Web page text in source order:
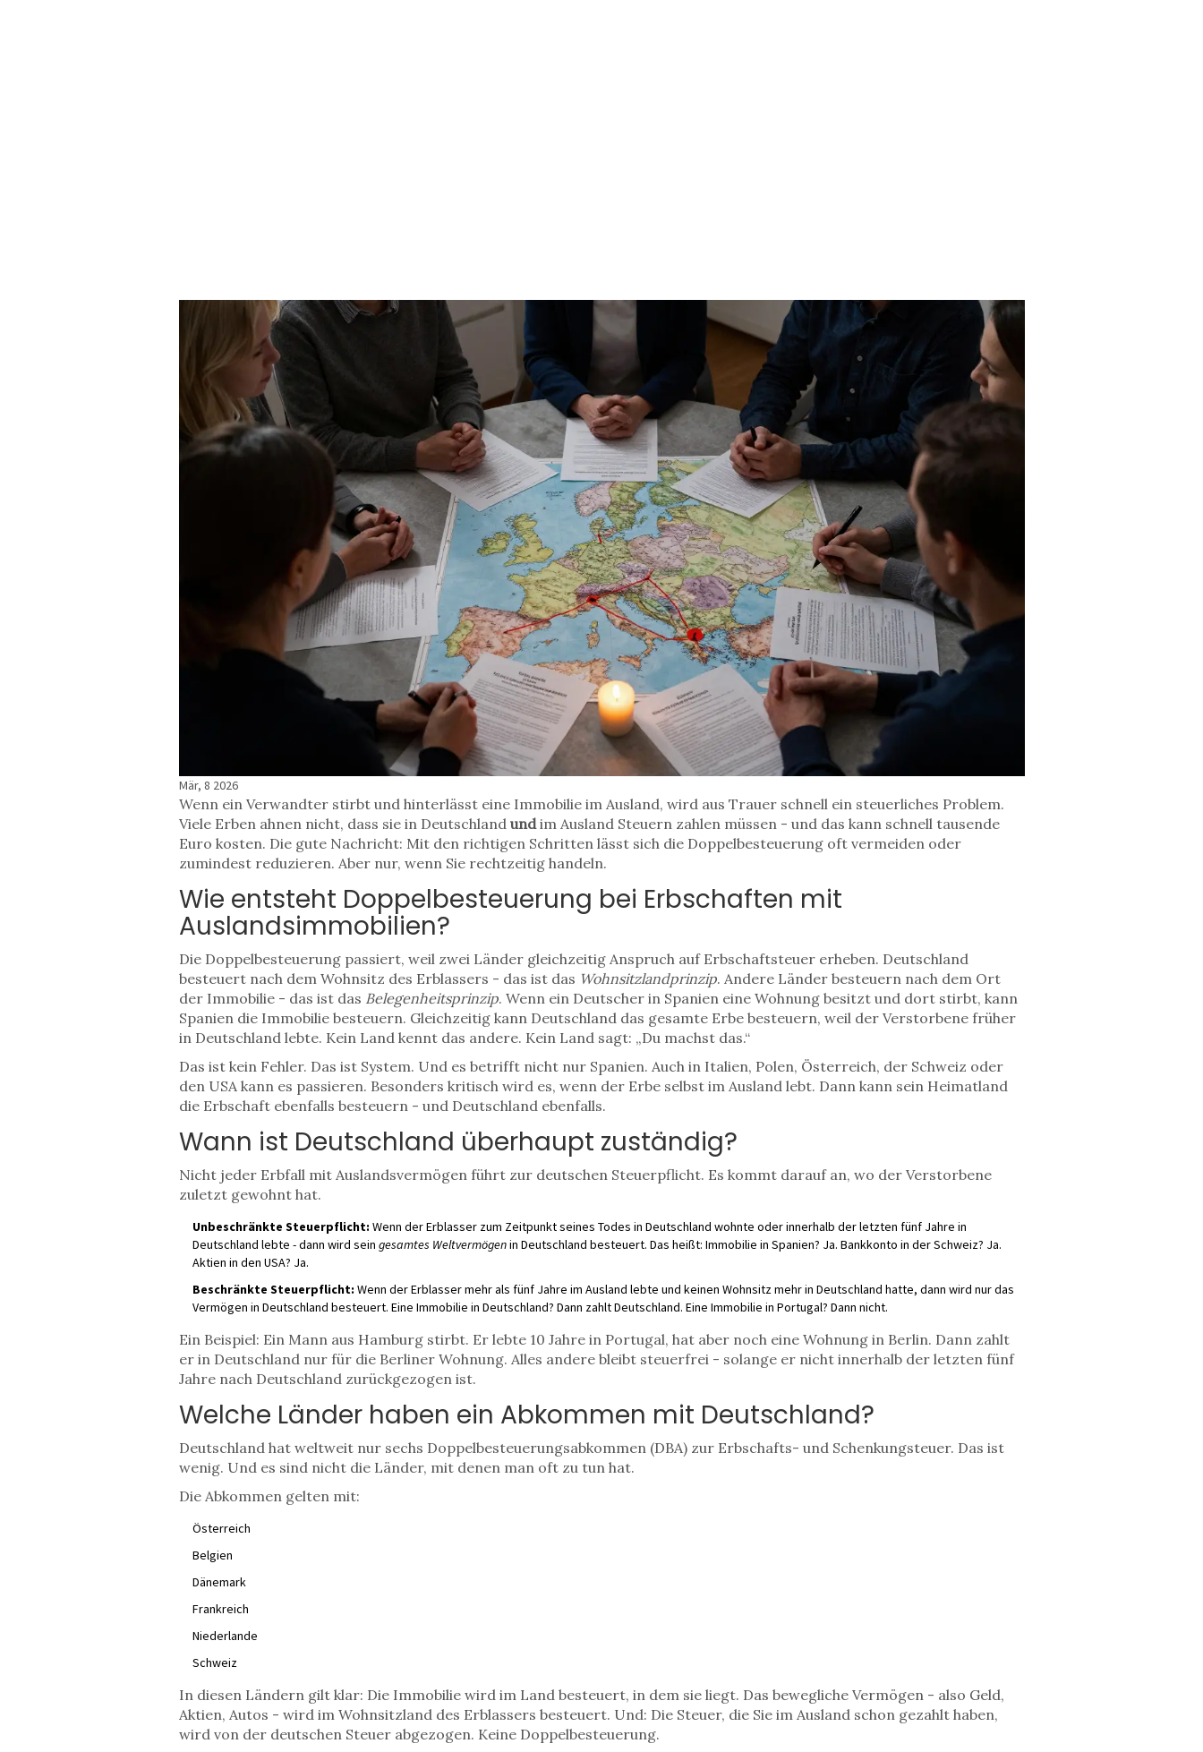
Mär, 8 2026
Wenn ein Verwandter stirbt und hinterlässt eine Immobilie im Ausland, wird aus Trauer schnell ein steuerliches Problem.
Viele Erben ahnen nicht, dass sie in Deutschland undim Ausland Steuern zahlen müssen - und das kann schnell tausende
Euro kosten. Die gute Nachricht: Mit den richtigen Schritten lässt sich die Doppelbesteuerung oft vermeiden oder
zumindest reduzieren. Aber nur, wenn Sie rechtzeitig handeln.
Wie entsteht Doppelbesteuerung bei Erbschaften mit
Auslandsimmobilien?
Die Doppelbesteuerung passiert, weil zwei Länder gleichzeitig Anspruch auf Erbschaftsteuer erheben. Deutschland
besteuert nach dem Wohnsitz des Erblassers - das ist das Wohnsitzlandprinzip. Andere Länder besteuern nach dem Ort
der Immobilie - das ist das Belegenheitsprinzip. Wenn ein Deutscher in Spanien eine Wohnung besitzt und dort stirbt, kann
Spanien die Immobilie besteuern. Gleichzeitig kann Deutschland das gesamte Erbe besteuern, weil der Verstorbene früher
in Deutschland lebte. Kein Land kennt das andere. Kein Land sagt: „Du machst das.“
Das ist kein Fehler. Das ist System. Und es betrifft nicht nur Spanien. Auch in Italien, Polen, Österreich, der Schweiz oder
den USA kann es passieren. Besonders kritisch wird es, wenn der Erbe selbst im Ausland lebt. Dann kann sein Heimatland
die Erbschaft ebenfalls besteuern - und Deutschland ebenfalls.
Wann ist Deutschland überhaupt zuständig?
Nicht jeder Erbfall mit Auslandsvermögen führt zur deutschen Steuerpflicht. Es kommt darauf an, wo der Verstorbene
zuletzt gewohnt hat.
Unbeschränkte Steuerpflicht: Wenn der Erblasser zum Zeitpunkt seines Todes in Deutschland wohnte oder innerhalb der letzten fünf Jahre in
Deutschland lebte - dann wird sein gesamtes Weltvermögenin Deutschland besteuert. Das heißt: Immobilie in Spanien? Ja. Bankkonto in der Schweiz? Ja.
Aktien in den USA? Ja.
Beschränkte Steuerpflicht: Wenn der Erblasser mehr als fünf Jahre im Ausland lebte und keinen Wohnsitz mehr in Deutschland hatte, dann wird nur das
Vermögen in Deutschland besteuert. Eine Immobilie in Deutschland? Dann zahlt Deutschland. Eine Immobilie in Portugal? Dann nicht.
Ein Beispiel: Ein Mann aus Hamburg stirbt. Er lebte 10 Jahre in Portugal, hat aber noch eine Wohnung in Berlin. Dann zahlt
er in Deutschland nur für die Berliner Wohnung. Alles andere bleibt steuerfrei - solange er nicht innerhalb der letzten fünf
Jahre nach Deutschland zurückgezogen ist.
Welche Länder haben ein Abkommen mit Deutschland?
Deutschland hat weltweit nur sechs Doppelbesteuerungsabkommen (DBA) zur Erbschafts- und Schenkungsteuer. Das ist
wenig. Und es sind nicht die Länder, mit denen man oft zu tun hat.
Die Abkommen gelten mit:
Österreich
Belgien
Dänemark
Frankreich
Niederlande
Schweiz
In diesen Ländern gilt klar: Die Immobilie wird im Land besteuert, in dem sie liegt. Das bewegliche Vermögen - also Geld,
Aktien, Autos - wird im Wohnsitzland des Erblassers besteuert. Und: Die Steuer, die Sie im Ausland schon gezahlt haben,
wird von der deutschen Steuer abgezogen. Keine Doppelbesteuerung.